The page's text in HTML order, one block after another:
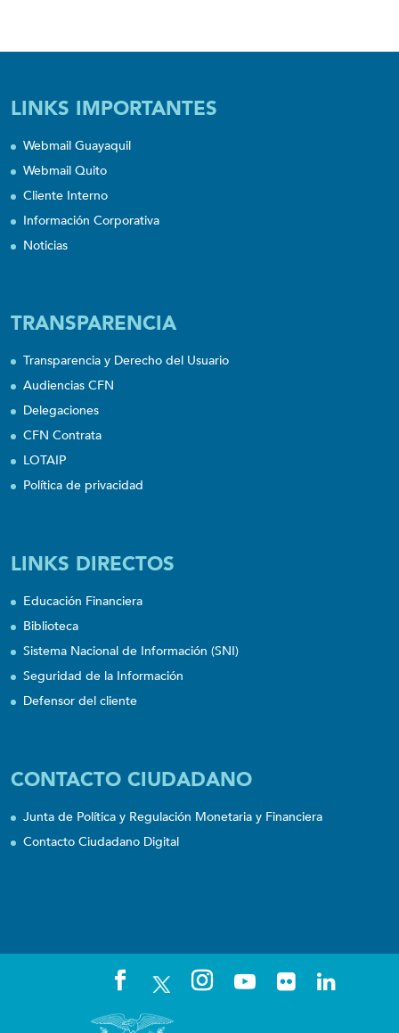
LINKS IMPORTANTES
Webmail Guayaquil
Webmail Quito
Cliente Interno
Información Corporativa
Noticias
TRANSPARENCIA
Transparencia y Derecho del Usuario
Audiencias CFN
Delegaciones
CFN Contrata
LOTAIP
Política de privacidad
LINKS DIRECTOS
Educación Financiera
Biblioteca
Sistema Nacional de Información (SNI)
Seguridad de la Información
Defensor del cliente
CONTACTO CIUDADANO
Junta de Política y Regulación Monetaria y Financiera
Contacto Ciudadano Digital